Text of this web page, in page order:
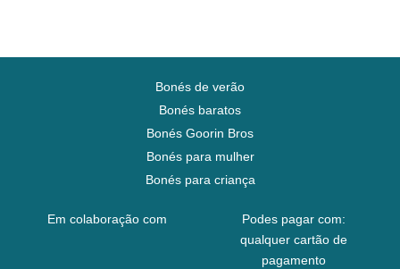
Bonés de verão
Bonés baratos
Bonés Goorin Bros
Bonés para mulher
Bonés para criança
Em colaboração com
Podes pagar com:
qualquer cartão de
pagamento